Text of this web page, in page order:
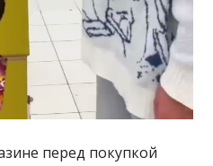
перед покупкой